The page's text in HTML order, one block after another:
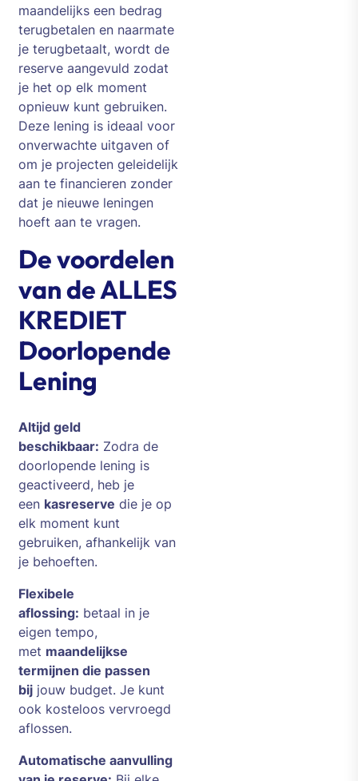
maandelijks een bedrag
terugbetalen en naarmate
je terugbetaalt, wordt de
reserve aangevuld zodat
je het op elk moment
opnieuw kunt gebruiken.
Deze lening is ideaal voor
onverwachte uitgaven of
om je projecten geleidelijk
aan te financieren zonder
dat je nieuwe leningen
hoeft aan te vragen.
De voordelen
van de ALLES
KREDIET
Doorlopende
Lening
Altijd geld
beschikbaar: Zodra de
doorlopende lening is
geactiveerd, heb je
een kasreserve die je op
elk moment kunt
gebruiken, afhankelijk van
je behoeften.
Flexibele
aflossing: betaal in je
eigen tempo,
met maandelijkse
termijnen die passen
bij jouw budget. Je kunt
ook kosteloos vervroegd
aflossen.
Automatische aanvulling